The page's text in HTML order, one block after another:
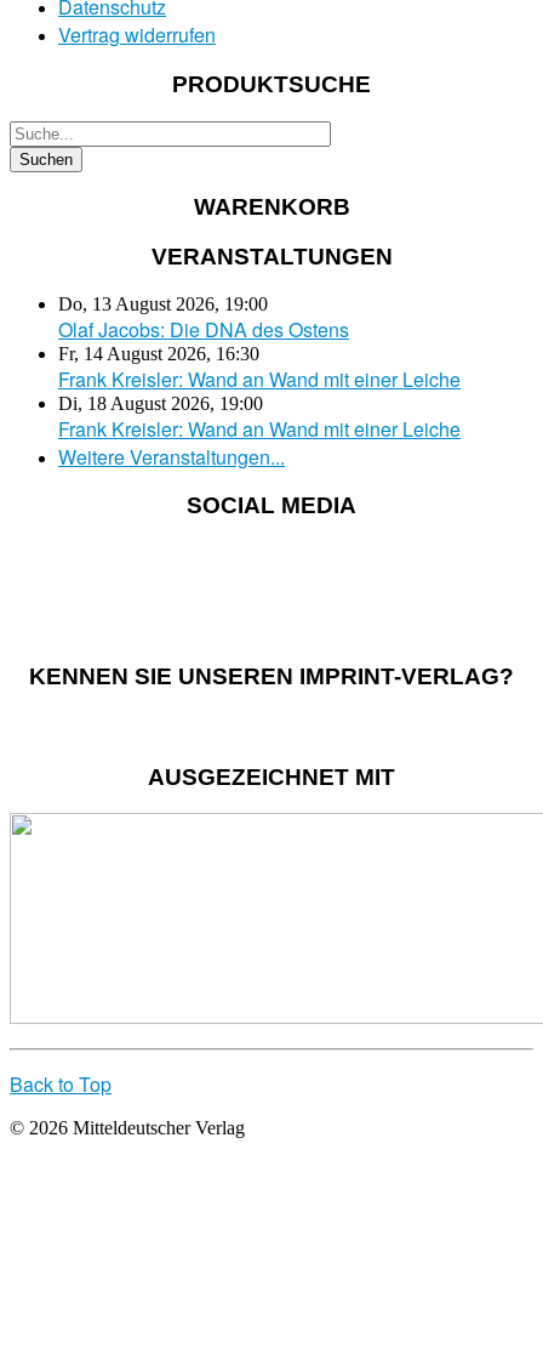
Datenschutz
Vertrag widerrufen
PRODUKTSUCHE
WARENKORB
VERANSTALTUNGEN
Do, 13 August 2026, 19:00
Olaf Jacobs: Die DNA des Ostens
Fr, 14 August 2026, 16:30
Frank Kreisler: Wand an Wand mit einer Leiche
Di, 18 August 2026, 19:00
Frank Kreisler: Wand an Wand mit einer Leiche
Weitere Veranstaltungen...
SOCIAL MEDIA
KENNEN SIE UNSEREN IMPRINT-VERLAG?
AUSGEZEICHNET MIT
Back to Top
© 2026 Mitteldeutscher Verlag